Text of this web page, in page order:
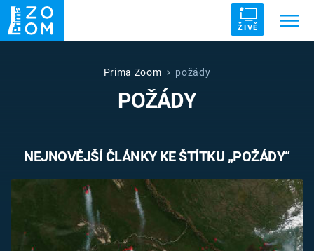
ŽIVĚ
UFO DRUHÁ SVĚTOVÁ VÁLKA
VETŘELCI DÁVNOVĚKU
Témata
Prima Zoom požády
POŽÁDY
NEJNOVĚJŠÍ ČLÁNKY KE ŠTÍTKU „POŽÁDY“